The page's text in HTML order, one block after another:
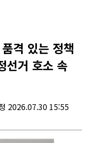
격 있는 정책
선거 호소 속
2026.07.30 15:55